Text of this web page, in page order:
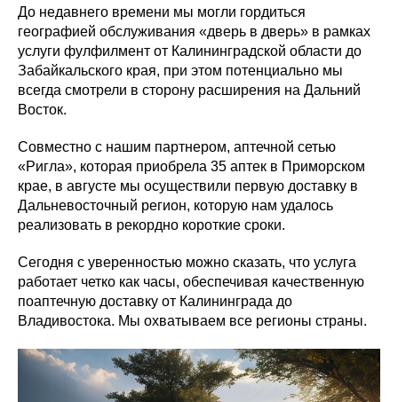
До недавнего времени мы могли гордиться
географией обслуживания «дверь в дверь» в рамках
услуги фулфилмент от Калининградской области до
Забайкальского края, при этом потенциально мы
всегда смотрели в сторону расширения на Дальний
Восток.
Совместно с нашим партнером, аптечной сетью
«Ригла», которая приобрела 35 аптек в Приморском
крае, в августе мы осуществили первую доставку в
Дальневосточный регион, которую нам удалось
реализовать в рекордно короткие сроки.
Сегодня с уверенностью можно сказать, что услуга
работает четко как часы, обеспечивая качественную
поаптечную доставку от Калининграда до
Владивостока. Мы охватываем все регионы страны.